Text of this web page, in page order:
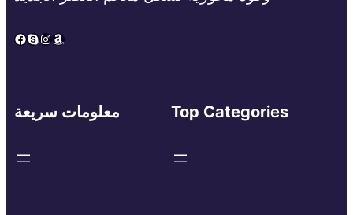
Facebook
Skype
Instagram
Amazon
معلومات سريعة Top Categories